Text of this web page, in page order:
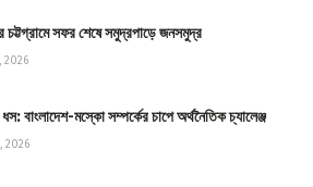
চট্টগ্রামে সফর শেষে সমুদ্রপাড়ে জনসমুদ্র
2026
বাংলাদেশ-মস্কো সম্পর্কের চাপে অর্থনৈতিক চ্যালেঞ্জ
2026